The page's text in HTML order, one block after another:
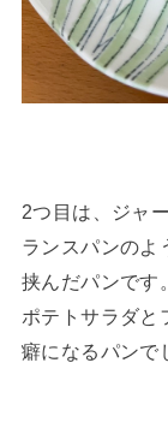
2つ目は、ジャ
ランスパンのよ
挟んだパンです
ポテトサラダと
癖になるパンで